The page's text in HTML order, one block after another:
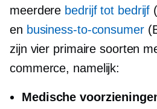
meerdere bedrijf tot bedrijf
en business-to-consumer
zijn vier primaire soorten
commerce, namelijk:
Medische